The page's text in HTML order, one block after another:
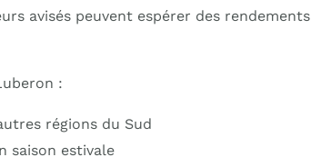
avisés peuvent espérer des rendements
:
régions du Sud
saison estivale